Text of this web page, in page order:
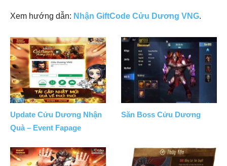
Xem hướng dẫn: Nhận GiftCode Cửu Dương VNG.
Update Cửu Dương Nhận
Quà – Event Fapage
Săn Boss Cửu Dương